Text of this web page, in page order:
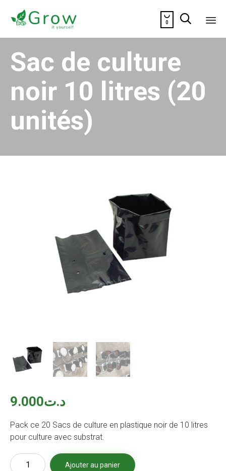

0 
Sac de culture
noir 10 litres (20
unités)
د.ت9.000
Pack ce 20 Sacs de culture en plastique noir de 10 litres
pour culture avec substrat.
quantité
de
Ajouter au panier